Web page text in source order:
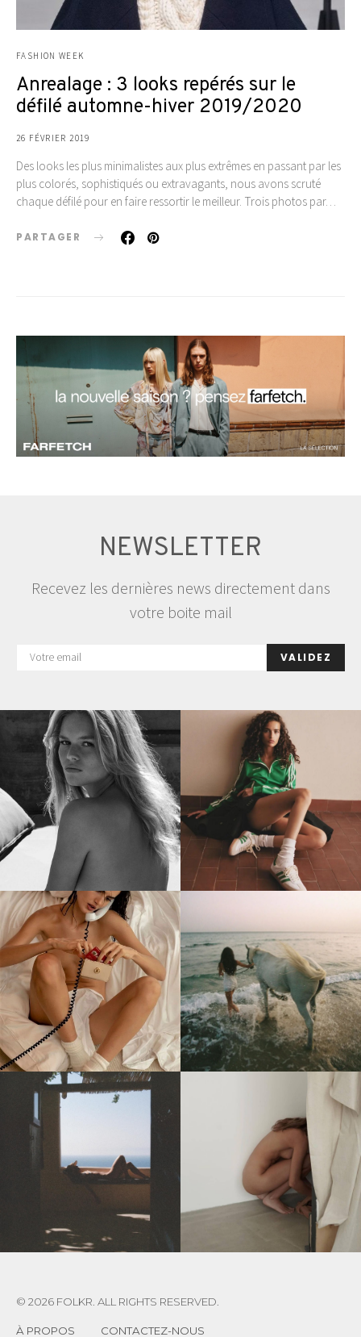
FASHION WEEK
Anrealage : 3 looks repérés sur le
défilé automne-hiver 2019/2020
26 FÉVRIER 2019
Des looks les plus minimalistes aux plus extrêmes en passant par les
plus colorés, sophistiqués ou extravagants, nous avons scruté
chaque défilé pour en faire ressortir le meilleur. Trois photos par…
PARTAGER
NEWSLETTER
Recevez les dernières news directement dans
votre boite mail
VALIDEZ
© 2026 FOLKR. ALL RIGHTS RESERVED.
À PROPOS CONTACTEZ-NOUS